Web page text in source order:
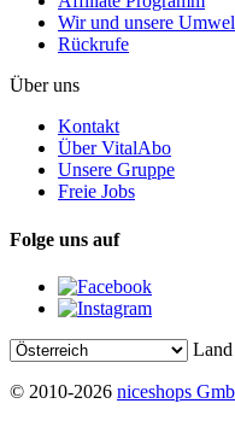
Wir und unsere
Rückrufe
Über uns
Kontakt
Über VitalAbo
Unsere Gruppe
Freie Jobs
Folge uns auf
Land
© 2010-2026 niceshops